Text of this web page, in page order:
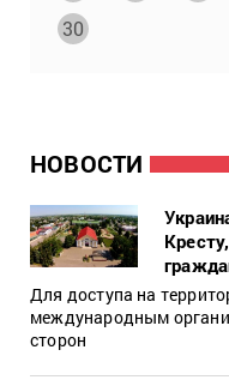
НОВОСТИ
Для доступа на
международным
сторон
30